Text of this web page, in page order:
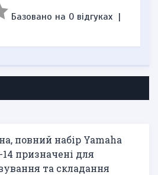
Базовано на 0 відгуках |
повний набір Yamaha
14 призначені для
та складання